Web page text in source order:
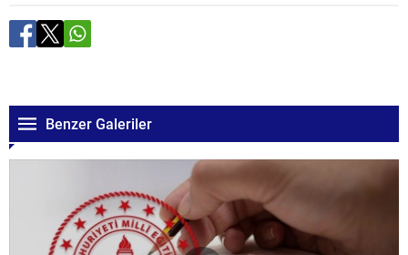
Benzer Galeriler